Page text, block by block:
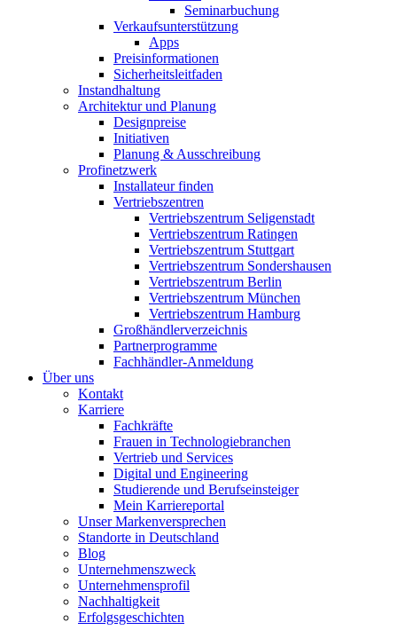
Seminarbuchung
Verkaufsunterstützung
Apps
Preisinformationen
Sicherheitsleitfaden
Instandhaltung
Architektur und Planung
Designpreise
Initiativen
Planung & Ausschreibung
Profinetzwerk
Installateur finden
Vertriebszentren
Vertriebszentrum Seligenstadt
Vertriebszentrum Ratingen
Vertriebszentrum Stuttgart
Vertriebszentrum Sondershausen
Vertriebszentrum Berlin
Vertriebszentrum München
Vertriebszentrum Hamburg
Großhändlerverzeichnis
Partnerprogramme
Fachhändler-Anmeldung
Über uns
Kontakt
Karriere
Fachkräfte
Frauen in Technologiebranchen
Vertrieb und Services
Digital und Engineering
Studierende und Berufseinsteiger
Mein Karriereportal
Unser Markenversprechen
Standorte in Deutschland
Blog
Unternehmenszweck
Unternehmensprofil
Nachhaltigkeit
Erfolgsgeschichten